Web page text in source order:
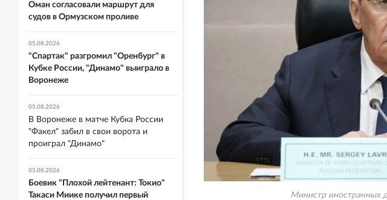
Министр
Оман согласовали маршрут для
судов в Ормузском проливе
05.08.2026
"Спартак" разгромил "Оренбург" в
Кубке России, "Динамо" выиграло в
Воронеже
05.08.2026
В Воронеже в матче Кубка России
"Факел" забил в свои ворота и
проиграл "Динамо"
05.08.2026
Боевик "Плохой лейтенант: Токио"
Такаси Миике получил первый